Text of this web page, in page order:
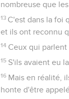
nombreuse que
13 C'est dans la foi
et ils ont reconnu
14 Ceux qui
15 S'ils avaient eu
16 Mais en réalité,
honte d'être